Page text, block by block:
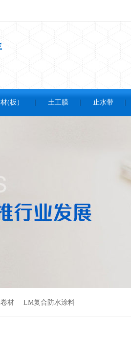
(板） 土工膜 止水带
材 LM复合防水涂料